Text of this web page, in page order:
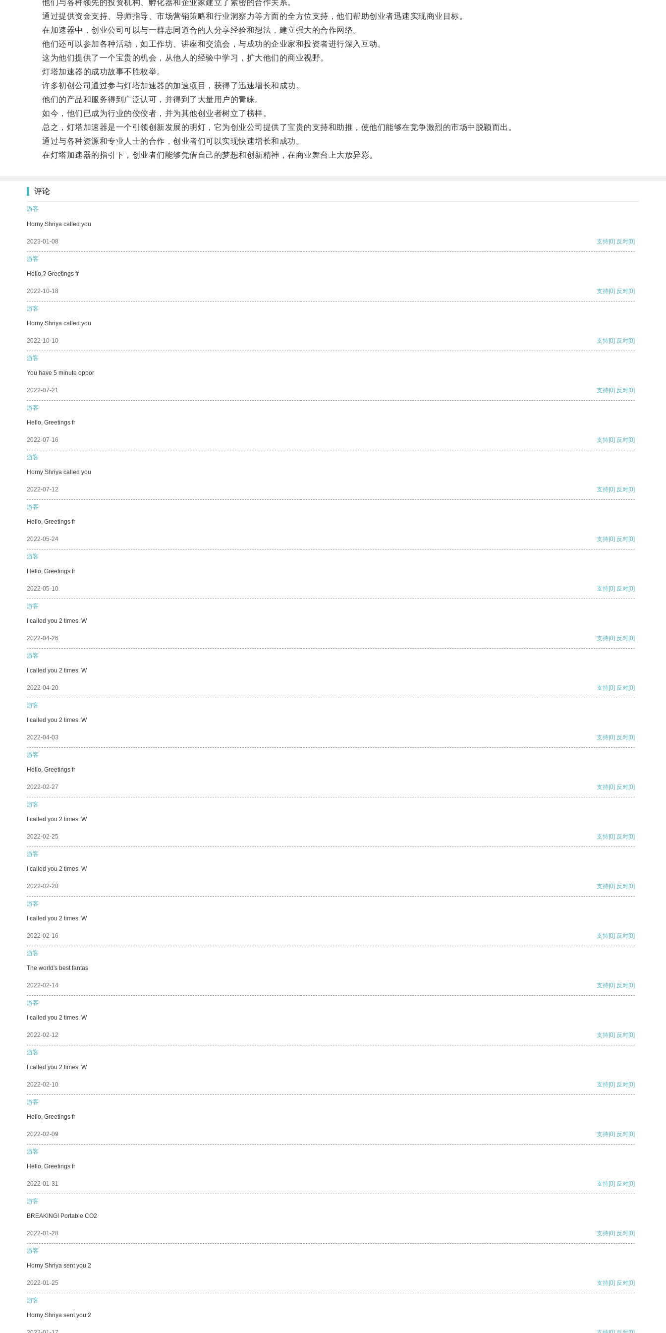
他们与各种领先的投资机构、孵化器和企业家建立了紧密的合作关系。
通过提供资金支持、导师指导、市场营销策略和行业洞察力等方面的全方位支持，他们帮助创业者迅速实现商业目标。
在加速器中，创业公司可以与一群志同道合的人分享经验和想法，建立强大的合作网络。
他们还可以参加各种活动，如工作坊、讲座和交流会，与成功的企业家和投资者进行深入互动。
这为他们提供了一个宝贵的机会，从他人的经验中学习，扩大他们的商业视野。
灯塔加速器的成功故事不胜枚举。
许多初创公司通过参与灯塔加速器的加速项目，获得了迅速增长和成功。
他们的产品和服务得到广泛认可，并得到了大量用户的青睐。
如今，他们已成为行业的佼佼者，并为其他创业者树立了榜样。
总之，灯塔加速器是一个引领创新发展的明灯，它为创业公司提供了宝贵的支持和助推，使他们能够在竞争激烈的市场中脱颖而出。
通过与各种资源和专业人士的合作，创业者们可以实现快速增长和成功。
在灯塔加速器的指引下，创业者们能够凭借自己的梦想和创新精神，在商业舞台上大放异彩。
评论
游客
Horny Shriya called you
2023-01-08 支持[0] 反对[0]
游客
Hello,? Greetings fr
2022-10-18 支持[0] 反对[0]
游客
Horny Shriya called you
2022-10-10 支持[0] 反对[0]
游客
You have 5 minute oppor
2022-07-21 支持[0] 反对[0]
游客
Hello, Greetings fr
2022-07-16 支持[0] 反对[0]
游客
Horny Shriya called you
2022-07-12 支持[0] 反对[0]
游客
Hello, Greetings fr
2022-05-24 支持[0] 反对[0]
游客
Hello, Greetings fr
2022-05-10 支持[0] 反对[0]
游客
I called you 2 times. W
2022-04-26 支持[0] 反对[0]
游客
I called you 2 times. W
2022-04-20 支持[0] 反对[0]
游客
I called you 2 times. W
2022-04-03 支持[0] 反对[0]
游客
Hello, Greetings fr
2022-02-27 支持[0] 反对[0]
游客
I called you 2 times. W
2022-02-25 支持[0] 反对[0]
游客
I called you 2 times. W
2022-02-20 支持[0] 反对[0]
游客
I called you 2 times. W
2022-02-16 支持[0] 反对[0]
游客
The world's best fantas
2022-02-14 支持[0] 反对[0]
游客
I called you 2 times. W
2022-02-12 支持[0] 反对[0]
游客
I called you 2 times. W
2022-02-10 支持[0] 反对[0]
游客
Hello, Greetings fr
2022-02-09 支持[0] 反对[0]
游客
Hello, Greetings fr
2022-01-31 支持[0] 反对[0]
游客
BREAKING! Portable CO2
2022-01-28 支持[0] 反对[0]
游客
Horny Shriya sent you 2
2022-01-25 支持[0] 反对[0]
游客
Horny Shriya sent you 2